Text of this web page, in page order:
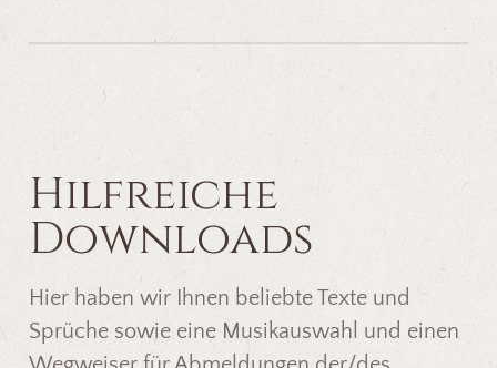
Hilfreiche
Downloads
Hier haben wir Ihnen beliebte Texte und
Sprüche sowie eine Musikauswahl und einen